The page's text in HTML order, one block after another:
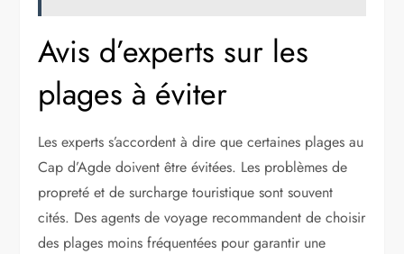
Avis d’experts sur les
plages à éviter
Les experts s’accordent à dire que certaines plages au
Cap d’Agde doivent être évitées. Les problèmes de
propreté et de surcharge touristique sont souvent
cités. Des agents de voyage recommandent de choisir
des plages moins fréquentées pour garantir une